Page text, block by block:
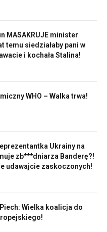
MASAKRUJE minister
temu siedziałaby pani w
i kochała Stalina!
WHO – Walka trwa!
Ukrainy na
zb***dniarza Banderę?!
udawajcie zaskoczonych!
Wielka koalicja do